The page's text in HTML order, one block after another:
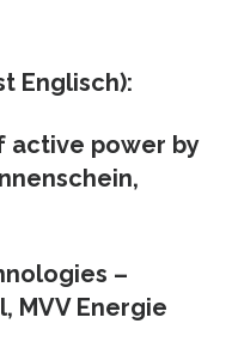
Englisch):
active power by
–
MVV Energie